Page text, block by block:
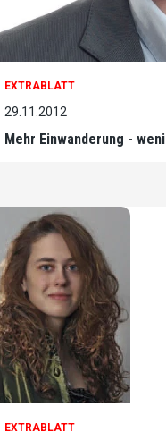
EXTRABLATT
29.11.2012
Mehr Einwanderung -
EXTRABLATT